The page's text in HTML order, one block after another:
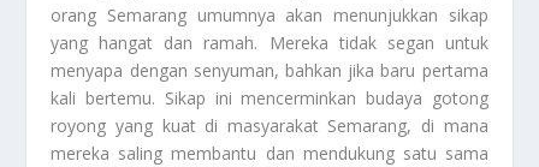
orang Semarang umumnya akan menunjukkan sikap
yang hangat dan ramah. Mereka tidak segan untuk
menyapa dengan senyuman, bahkan jika baru pertama
kali bertemu. Sikap ini mencerminkan budaya gotong
royong yang kuat di masyarakat Semarang, di mana
mereka saling membantu dan mendukung satu sama